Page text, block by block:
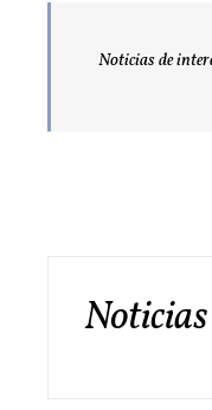
Noticias de